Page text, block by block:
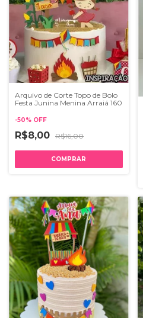
Arquivo de Corte Topo de Bolo
Festa Junina Menina Arraiá 160
-50% OFF
R$8,00 R$16,00